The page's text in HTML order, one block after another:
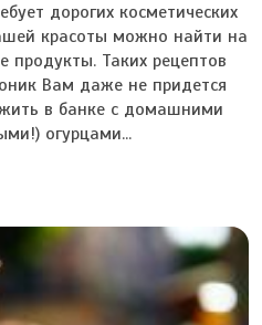
дорогих косметических
красоты можно найти на
продукты. Таких рецептов
Вам даже не придется
в банке с домашними
огурцами...